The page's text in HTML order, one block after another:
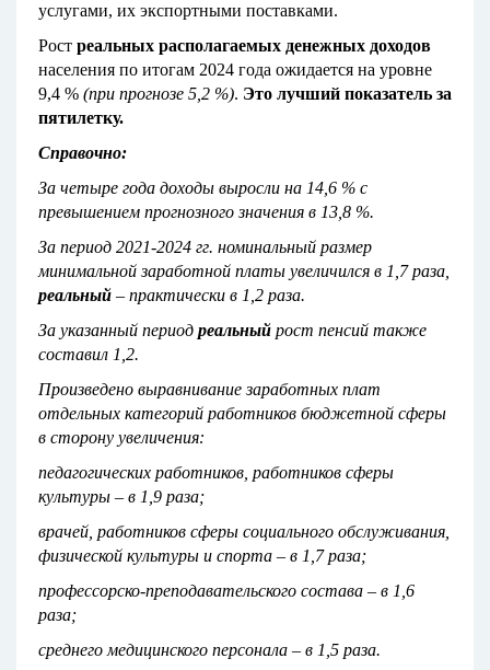
услугами, их экспортными поставками.
Рост реальных располагаемых денежных доходов
населения по итогам 2024 года ожидается на уровне
9,4 % (при прогнозе 5,2 %). Это лучший показатель за
пятилетку.
Справочно:
За четыре года доходы выросли на 14,6 % с
превышением прогнозного значения в 13,8 %.
За период 2021-2024 гг. номинальный размер
минимальной заработной платы увеличился в 1,7 раза,
реальный – практически в 1,2 раза.
За указанный период реальный рост пенсий также
составил 1,2.
Произведено выравнивание заработных плат
отдельных категорий работников бюджетной сферы
в сторону увеличения:
педагогических работников, работников сферы
культуры – в 1,9 раза;
врачей, работников сферы социального обслуживания,
физической культуры и спорта – в 1,7 раза;
профессорско-преподавательского состава – в 1,6
раза;
среднего медицинского персонала – в 1,5 раза.